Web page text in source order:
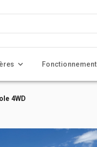
Fonctionnement
4WD